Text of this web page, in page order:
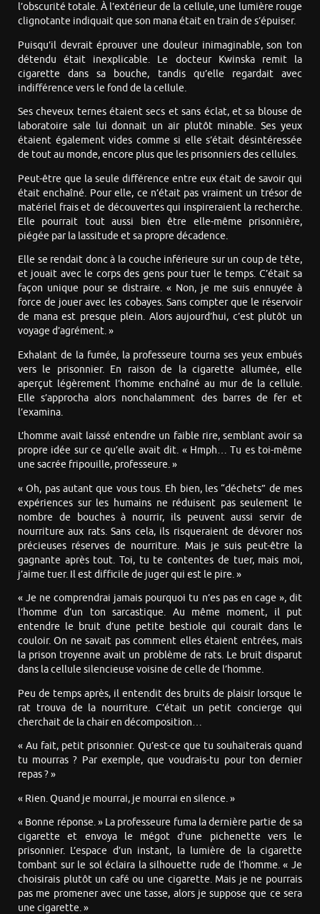
l’obscurité totale. À l’extérieur de la cellule, une lumière rouge
clignotante indiquait que son mana était en train de s’épuiser.
Puisqu’il devrait éprouver une douleur inimaginable, son ton
détendu était inexplicable. Le docteur Kwinska remit la
cigarette dans sa bouche, tandis qu’elle regardait avec
indifférence vers le fond de la cellule.
Ses cheveux ternes étaient secs et sans éclat, et sa blouse de
laboratoire sale lui donnait un air plutôt minable. Ses yeux
étaient également vides comme si elle s’était désintéressée
de tout au monde, encore plus que les prisonniers des cellules.
Peut-être que la seule différence entre eux était de savoir qui
était enchaîné. Pour elle, ce n’était pas vraiment un trésor de
matériel frais et de découvertes qui inspireraient la recherche.
Elle pourrait tout aussi bien être elle-même prisonnière,
piégée par la lassitude et sa propre décadence.
Elle se rendait donc à la couche inférieure sur un coup de tête,
et jouait avec le corps des gens pour tuer le temps. C’était sa
façon unique pour se distraire. « Non, je me suis ennuyée à
force de jouer avec les cobayes. Sans compter que le réservoir
de mana est presque plein. Alors aujourd’hui, c’est plutôt un
voyage d’agrément. »
Exhalant de la fumée, la professeure tourna ses yeux embués
vers le prisonnier. En raison de la cigarette allumée, elle
aperçut légèrement l’homme enchaîné au mur de la cellule.
Elle s’approcha alors nonchalamment des barres de fer et
l’examina.
L’homme avait laissé entendre un faible rire, semblant avoir sa
propre idée sur ce qu’elle avait dit. « Hmph… Tu es toi-même
une sacrée fripouille, professeure. »
« Oh, pas autant que vous tous. Eh bien, les “déchets” de mes
expériences sur les humains ne réduisent pas seulement le
nombre de bouches à nourrir, ils peuvent aussi servir de
nourriture aux rats. Sans cela, ils risqueraient de dévorer nos
précieuses réserves de nourriture. Mais je suis peut-être la
gagnante après tout. Toi, tu te contentes de tuer, mais moi,
j’aime tuer. Il est difficile de juger qui est le pire. »
« Je ne comprendrai jamais pourquoi tu n’es pas en cage », dit
l’homme d’un ton sarcastique. Au même moment, il put
entendre le bruit d’une petite bestiole qui courait dans le
couloir. On ne savait pas comment elles étaient entrées, mais
la prison troyenne avait un problème de rats. Le bruit disparut
dans la cellule silencieuse voisine de celle de l’homme.
Peu de temps après, il entendit des bruits de plaisir lorsque le
rat trouva de la nourriture. C’était un petit concierge qui
cherchait de la chair en décomposition…
« Au fait, petit prisonnier. Qu’est-ce que tu souhaiterais quand
tu mourras ? Par exemple, que voudrais-tu pour ton dernier
repas ? »
« Rien. Quand je mourrai, je mourrai en silence. »
« Bonne réponse. » La professeure fuma la dernière partie de sa
cigarette et envoya le mégot d’une pichenette vers le
prisonnier. L’espace d’un instant, la lumière de la cigarette
tombant sur le sol éclaira la silhouette rude de l’homme. « Je
choisirais plutôt un café ou une cigarette. Mais je ne pourrais
pas me promener avec une tasse, alors je suppose que ce sera
une cigarette. »